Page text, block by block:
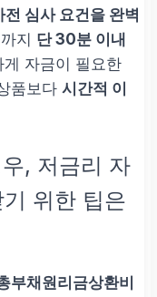
전 심사 요건을 완벽
지 단 30분 이내
자금이 필요한
품보다 시간적 이
, 저금리 자
위한 팁은
부채원리금상환비